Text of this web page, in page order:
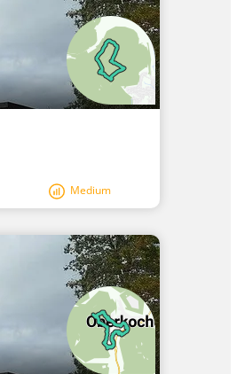
Medium